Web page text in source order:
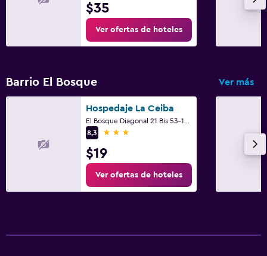
$35
Ver ofertas de hoteles
Barrio El Bosque Ver más
Hospedaje La Ceiba
8,3
3 estrellas
$19
Ver ofertas de hoteles